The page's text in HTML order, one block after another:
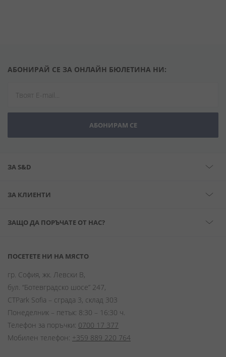
АБОНИРАЙ СЕ ЗА ОНЛАЙН БЮЛЕТИНА НИ:
АБОНИРАМ СЕ
ЗА S&D
ЗА КЛИЕНТИ
ЗАЩО ДА ПОРЪЧАТЕ ОТ НАС?
ПОСЕТЕТЕ НИ НА МЯСТО
гр. София, жк. Левски В,
бул. “Ботевградско шосе” 247,
CTPark Sofia – сграда 3, склад 303
Понеделник – петък: 8:30 – 16:30 ч.
Телефон за поръчки: 0700 17 377
Мобилен телефон: +359 889 220 764